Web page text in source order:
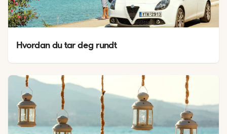
Hvordan du tar deg rundt